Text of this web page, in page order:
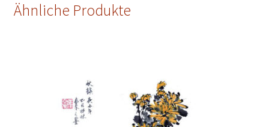
Ähnliche Produkte